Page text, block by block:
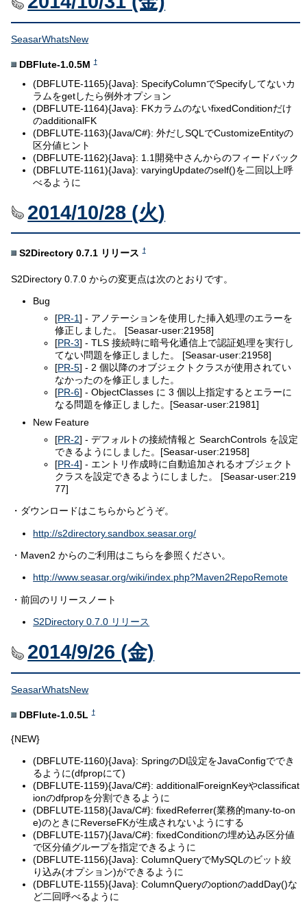
SeasarWhatsNew
DBFlute-1.0.5M †
(DBFLUTE-1165){Java}: SpecifyColumnでSpecifyしてないカ
ラムをgetしたら例外オプション
(DBFLUTE-1164){Java}: FKカラムのないfixedConditionだけ
のadditionalFK
(DBFLUTE-1163){Java/C#}: 外だしSQLでCustomizeEntityの
区分値ヒント
(DBFLUTE-1162){Java}: 1.1開発中さんからのフィードバック
(DBFLUTE-1161){Java}: varyingUpdateのself()を二回以上呼
べるように
2014/10/28 (火)
S2Directory 0.7.1 リリース †
S2Directory 0.7.0 からの変更点は次のとおりです。
Bug
[PR-1] - アノテーションを使用した挿入処理のエラーを
修正しました。 [Seasar-user:21958]
[PR-3] - TLS 接続時に暗号化通信上で認証処理を実行し
てない問題を修正しました。 [Seasar-user:21958]
[PR-5] - 2 個以降のオブジェクトクラスが使用されてい
なかったのを修正しました。
[PR-6] - ObjectClasses に 3 個以上指定するとエラーに
なる問題を修正しました。[Seasar-user:21981]
New Feature
[PR-2] - デフォルトの接続情報と SearchControls を設定
できるようにしました。[Seasar-user:21958]
[PR-4] - エントリ作成時に自動追加されるオブジェクト
クラスを設定できるようにしました。 [Seasar-user:219
77]
・ダウンロードはこちらからどうぞ。
http://s2directory.sandbox.seasar.org/
・Maven2 からのご利用はこちらを参照ください。
http://www.seasar.org/wiki/index.php?Maven2RepoRemote
・前回のリリースノート
S2Directory 0.7.0 リリース
2014/9/26 (金)
SeasarWhatsNew
DBFlute-1.0.5L †
{NEW}
(DBFLUTE-1160){Java}: SpringのDI設定をJavaConfigででき
るように(dfpropにて)
(DBFLUTE-1159){Java/C#}: additionalForeignKeyやclassificat
ionのdfpropを分割できるように
(DBFLUTE-1158){Java/C#}: fixedReferrer(業務的many-to-on
e)のときにReverseFKが生成されないようにする
(DBFLUTE-1157){Java/C#}: fixedConditionの埋め込み区分値
で区分値グループを指定できるように
(DBFLUTE-1156){Java}: ColumnQueryでMySQLのビット絞
り込み(オプション)ができるように
(DBFLUTE-1155){Java}: ColumnQueryのoptionのaddDay()な
ど二回呼べるように